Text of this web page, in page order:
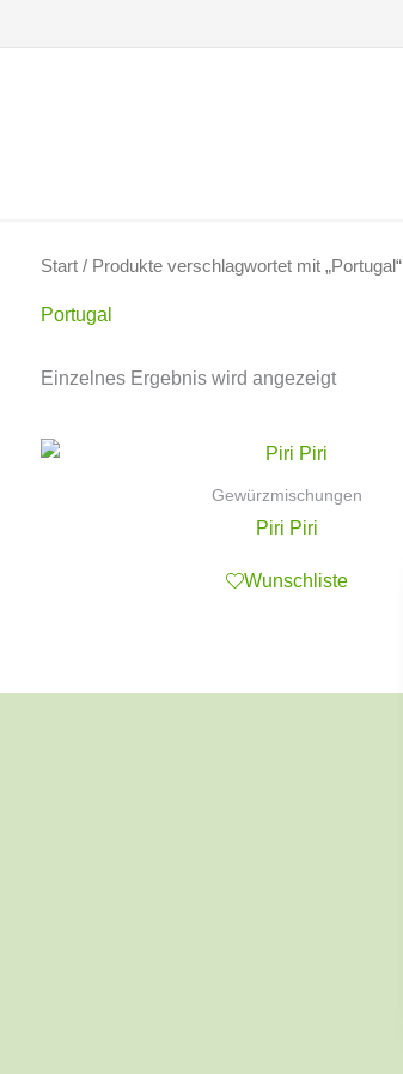
Inhalt
Start / Produkte verschlagwortet mit „Portugal“
Portugal
Einzelnes Ergebnis wird angezeigt
Gewürzmischungen
Piri Piri
Wunschliste